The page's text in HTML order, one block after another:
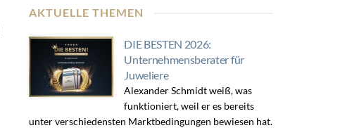
AKTUELLE THEMEN
DIE BESTEN 2026:
Unternehmensberater für
Juweliere
Alexander Schmidt weiß, was
funktioniert, weil er es bereits
unter verschiedensten Marktbedingungen bewiesen hat.